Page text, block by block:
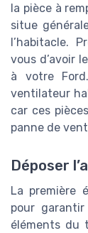
la pièce à
situe
l’habitacle.
vous d’avoir
à votre
ventilateur
car ces
panne de
Déposer
La première
pour
éléments du